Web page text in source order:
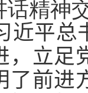
话精神
近平总
，立足
了前进